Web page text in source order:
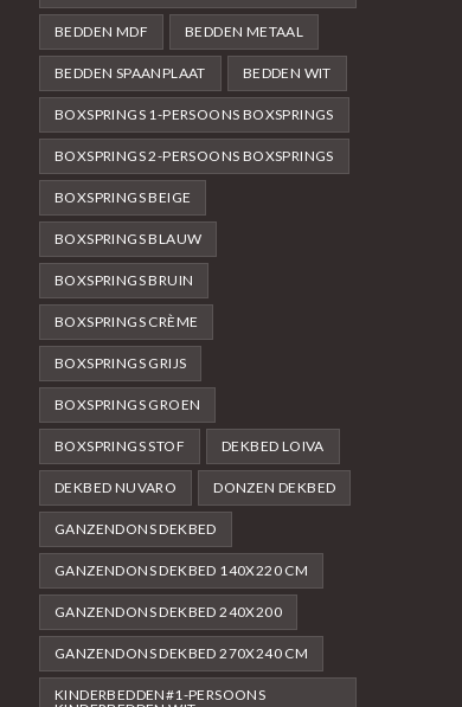
BEDDEN MDF BEDDEN METAAL
BEDDEN SPAANPLAAT BEDDEN WIT
BOXSPRINGS 1-PERSOONS BOXSPRINGS
BOXSPRINGS 2-PERSOONS BOXSPRINGS
BOXSPRINGS BEIGE
BOXSPRINGS BLAUW
BOXSPRINGS BRUIN
BOXSPRINGS CRÈME
BOXSPRINGS GRIJS
BOXSPRINGS GROEN
BOXSPRINGS STOF DEKBED LOIVA
DEKBED NUVARO DONZEN DEKBED
GANZENDONS DEKBED
GANZENDONS DEKBED 140X220 CM
GANZENDONS DEKBED 240X200
GANZENDONS DEKBED 270X240 CM
KINDERBEDDEN#1-PERSOONS